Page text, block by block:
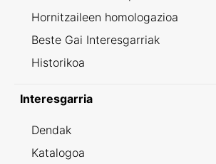
Hornitzaileen homologazioa
Beste Gai Interesgarriak
Historikoa
Interesgarria
Dendak
Katalogoa